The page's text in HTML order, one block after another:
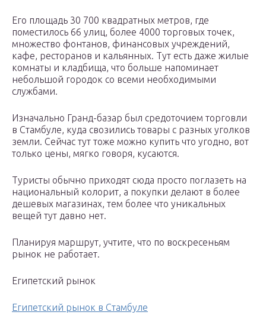
Его площадь 30 700 квадратных метров, где
поместилось 66 улиц, более 4000 торговых точек,
множество фонтанов, финансовых учреждений,
кафе, ресторанов и кальянных. Тут есть даже жилые
комнаты и кладбища, что больше напоминает
небольшой городок со всеми необходимыми
службами.
Изначально Гранд-базар был средоточием торговли
в Стамбуле, куда свозились товары с разных уголков
земли. Сейчас тут тоже можно купить что угодно, вот
только цены, мягко говоря, кусаются.
Туристы обычно приходят сюда просто поглазеть на
национальный колорит, а покупки делают в более
дешевых магазинах, тем более что уникальных
вещей тут давно нет.
Планируя маршрут, учтите, что по воскресеньям
рынок не работает.
Египетский рынок
Египетский рынок в Стамбуле